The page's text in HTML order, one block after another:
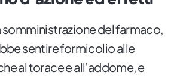
del farmaco,
sentire formicolio alle
al torace e all’addome, e